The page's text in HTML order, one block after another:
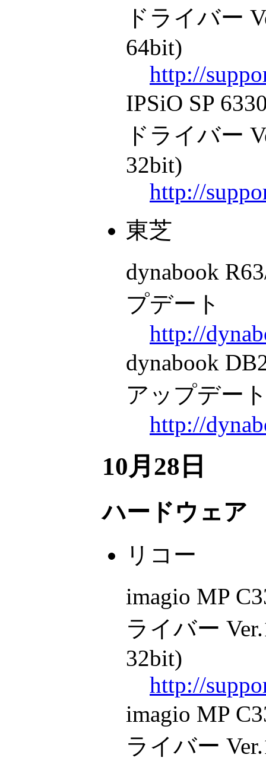
ドライバー
64bit)
http://
IPSiO SP
ドライバー
32bit)
http://
東芝
dynabook
プデート
http://
dynabook
アップデー
http://
10月28日
ハードウェア
リコー
imagio MP
ライバー
32bit)
http://
imagio MP
ライバー